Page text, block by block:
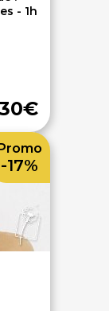
- 1h
-17%